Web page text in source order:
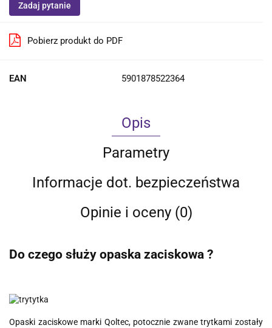
Zadaj pytanie
Pobierz produkt do PDF
EAN 5901878522364
Opis
Parametry
Informacje dot. bezpieczeństwa
Opinie i oceny (0)
Do czego służy opaska zaciskowa ?
Opaski zaciskowe marki Qoltec, potocznie zwane trytkami zostały